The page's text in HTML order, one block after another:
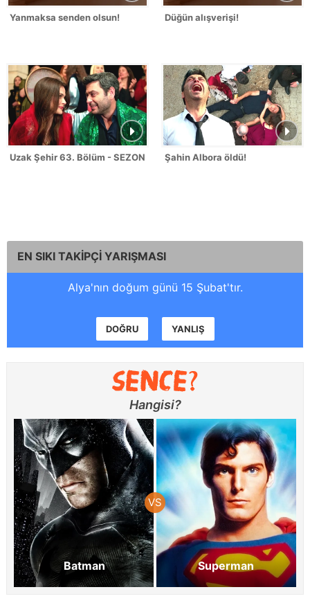
Yanmaksa senden olsun! Düğün alışverişi!
Uzak Şehir 63. Bölüm - SEZON FİNALİŞahin Albora öldü!
EN SIKI TAKİPÇİ YARIŞMASI
Alya'nın doğum günü 15 Şubat'tır.
DOĞRU YANLIŞ
Hangisi?
Batman Superman